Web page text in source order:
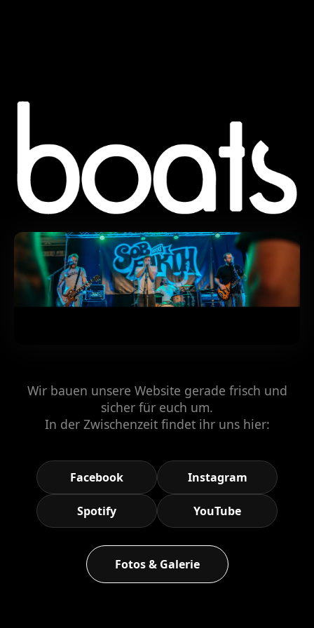
Wir bauen unsere Website gerade frisch und
sicher für euch um.
In der Zwischenzeit findet ihr uns hier:
Facebook Instagram
Spotify YouTube
Fotos & Galerie